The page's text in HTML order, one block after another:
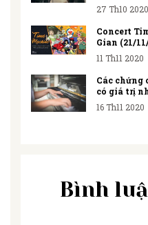
27 Th10 2020
Concert
Gian (21/
11 Th11 2020
Các chứng
có giá trị
16 Th11 2020
Bình